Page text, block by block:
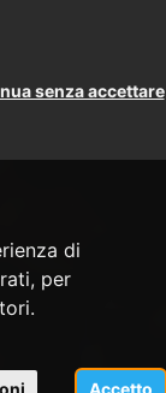
di
per
Accetto
senza accettare